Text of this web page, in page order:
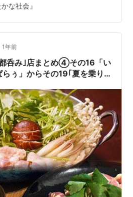
ンテストを開催する。監督は
などの山元環。『大きな玉ねぎ
り、『おいしくて泣くとき』な
』などの黒川想矢のほか、堀
かな社会』
1年前
呑み｣店まとめ④その16「い
ぅ」からその19｢夏を乗り